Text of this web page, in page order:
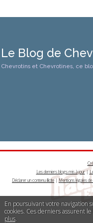
En poursuivant votre navigation
cookies. Ces derniers assurent
plus.
Le Blog de
Chevrotins et Chevrotines, ce
Les derniers blogs mis à jour|
Déclarer un contenu illicite| Mentions légales